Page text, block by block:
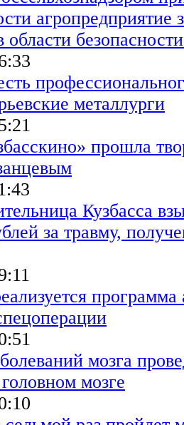
агропредприятие
области
металлурги
прошла
Кузбасса
за травму,
мозга
мозге